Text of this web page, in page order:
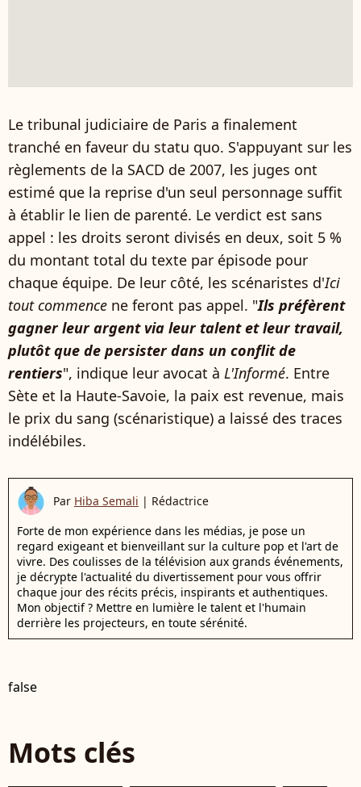
Le tribunal judiciaire de Paris a finalement
tranché en faveur du statu quo. S'appuyant sur les
règlements de la SACD de 2007, les juges ont
estimé que la reprise d'un seul personnage suffit
à établir le lien de parenté. Le verdict est sans
appel : les droits seront divisés en deux, soit 5 %
du montant total du texte par épisode pour
chaque équipe. De leur côté, les scénaristes d'Ici
tout commence ne feront pas appel. "Ils préfèrent
gagner leur argent via leur talent et leur travail,
plutôt que de persister dans un conflit de
rentiers", indique leur avocat à L'Informé. Entre
Sète et la Haute-Savoie, la paix est revenue, mais
le prix du sang (scénaristique) a laissé des traces
indélébiles.
Par Hiba Semali | Rédactrice
Forte de mon expérience dans les médias, je pose un
regard exigeant et bienveillant sur la culture pop et l'art de
vivre. Des coulisses de la télévision aux grands événements,
je décrypte l'actualité du divertissement pour vous offrir
chaque jour des récits précis, inspirants et authentiques.
Mon objectif ? Mettre en lumière le talent et l'humain
derrière les projecteurs, en toute sérénité.
false
Mots clés